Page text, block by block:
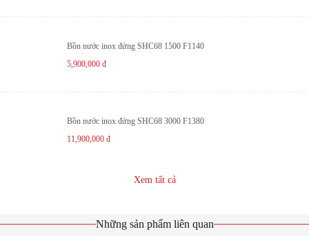
Bồn nước inox đứng SHC68 1500 F1140
5,900,000đ
Bồn nước inox đứng SHC68 3000 F1380
11,900,000đ
Xem tất cả
Những sản phẩm liên quan